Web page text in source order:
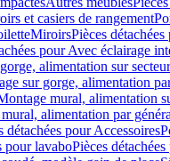
et casiers de rangement
MiroirsPièces
pour Avec éclairage
alimentation sur secteur
sur gorge, alimentation
mural, alimentation
alimentation par
détachées pour Accessoires
pour lavaboPièces